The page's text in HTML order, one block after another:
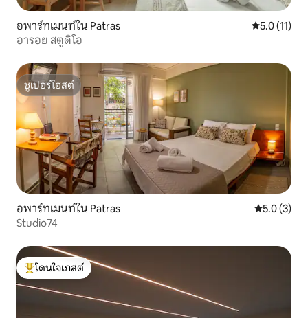
อพาร์ทเมนท์ใน Patras คะแนนเฉลี่ย
5.0 (11)
อารอย สตูดิโอ
ซูเปอร์โฮสต์
ซูเปอร์โฮสต์
อพาร์ทเมนท์ใน Patras คะแนนเฉลี่
5.0 (3)
Studio74
โดนใจเกสต์ที่สุด
โดนใจเกสต์